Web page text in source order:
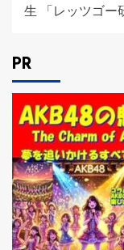
生 「レッツゴー
PR